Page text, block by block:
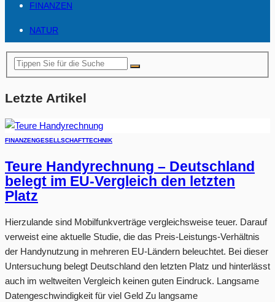
FINANZEN
NATUR
Letzte Artikel
FINANZENGESELLSCHAFTTECHNIK
Teure Handyrechnung – Deutschland
belegt im EU-Vergleich den letzten
Platz
Hierzulande sind Mobilfunkverträge vergleichsweise teuer. Darauf
verweist eine aktuelle Studie, die das Preis-Leistungs-Verhältnis
der Handynutzung in mehreren EU-Ländern beleuchtet. Bei dieser
Untersuchung belegt Deutschland den letzten Platz und hinterlässt
auch im weltweiten Vergleich keinen guten Eindruck. Langsame
Datengeschwindigkeit für viel Geld Zu langsame